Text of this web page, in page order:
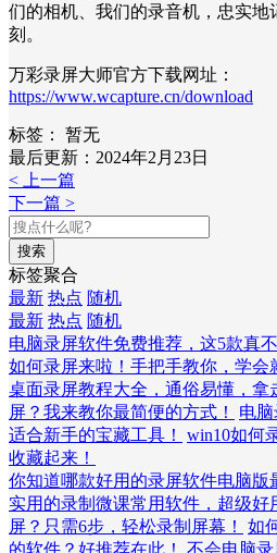
们的相机、我们的录音机，忠实地
刻。
万彩录屏大师官方下载网址：
https://www.wcapture.cn/download
标签：
暂无
最后更新：2024年2月23日
< 上一篇
下一篇 >
搜索
标签聚合
最新 热点 随机
最新 热点 随机
电脑录屏软件免费推荐，这5款真
如何录屏来啦！手把手教你，学会
桌面录屏教程大全，通俗易懂，拿
屏？我来教你最简便的方式！
电
适合新手的宝藏工具！
win10如何
收藏起来！
你知道哪款好用的录屏软件电脑版
实用的录制微课常用软件，超级好
屏？只需6步，轻松录制屏幕！
如
的软件？好推荐在此！
不会电脑